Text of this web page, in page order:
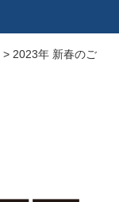
> 2023年 新春のご